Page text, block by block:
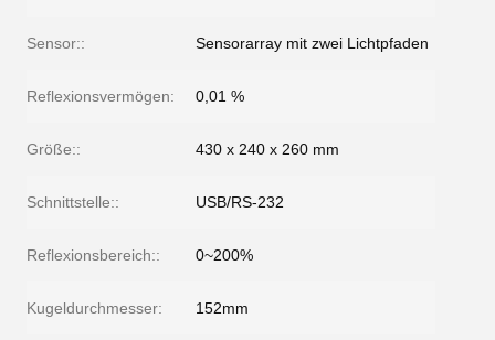
Sensor:: Sensorarray mit zwei Lichtpfaden
Reflexionsvermögen: 0,01 %
Größe:: 430 x 240 x 260 mm
Schnittstelle:: USB/RS-232
Reflexionsbereich:: 0~200%
Kugeldurchmesser: 152mm